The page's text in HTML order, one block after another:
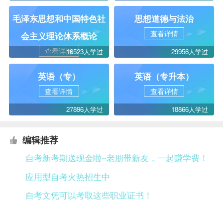
毛泽东思想和中国特色社
会主义理论体系概论
查看详情16523人学过
思想道德与法治
查看详情
29956人学过
英语（专）
查看详情
27896人学过
英语（专升本）
查看详情
18866人学过
编辑推荐
自考新考期送现金啦~老朋带新友，一起赚学费！
应用型自考火热招生中
自考文凭可以考取这些职业证书！